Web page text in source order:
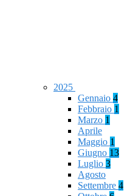
2025
Gennaio 4
Febbraio 1
Marzo 1
Aprile
Maggio 1
Giugno 13
Luglio 3
Agosto
Settembre 4